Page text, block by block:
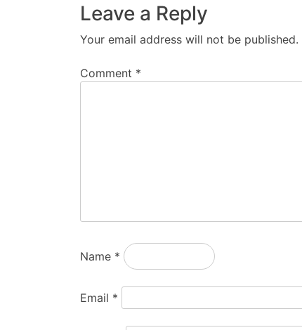
Leave a Reply
Your email address will not be published.
Comment *
Name *
Email *